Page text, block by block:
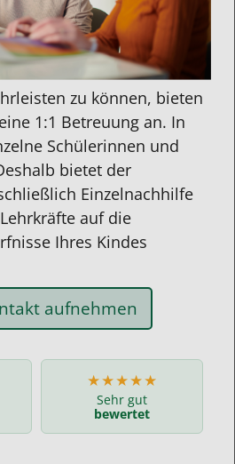
zu können, bieten
1:1 Betreuung an. In
Schülerinnen und
bietet der
Einzelnachhilfe
auf die
Ihres Kindes
aufnehmen
★★★★★
Sehr gut
bewertet